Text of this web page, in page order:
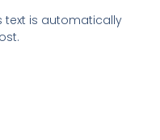
text is automatically